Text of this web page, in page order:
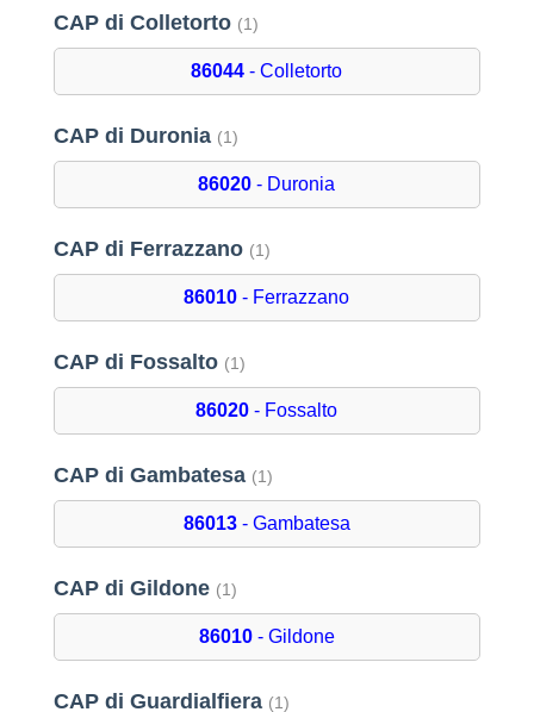
CAP di Colletorto (1)
86044 - Colletorto
CAP di Duronia (1)
86020 - Duronia
CAP di Ferrazzano (1)
86010 - Ferrazzano
CAP di Fossalto (1)
86020 - Fossalto
CAP di Gambatesa (1)
86013- Gambatesa
CAP di Gildone (1)
86010- Gildone
CAP di Guardialfiera (1)